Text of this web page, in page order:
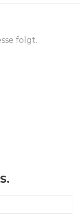
folgt.